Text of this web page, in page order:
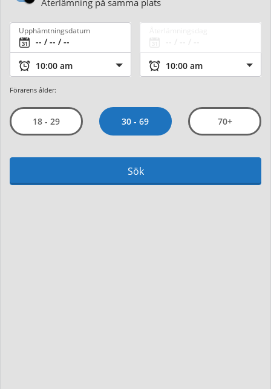
Återlämning på samma plats
Upphämtningsdatum
Förarens ålder:
18 - 29 30 - 69 70+
Sök